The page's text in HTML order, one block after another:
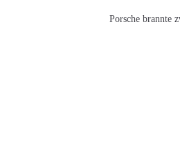
Porsche brannte